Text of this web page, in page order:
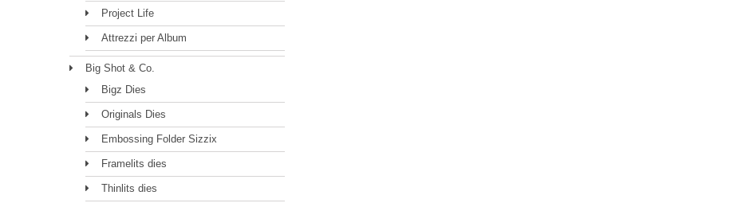
Project Life
Attrezzi per Album
Big Shot & Co.
Bigz Dies
Originals Dies
Embossing Folder Sizzix
Framelits dies
Thinlits dies